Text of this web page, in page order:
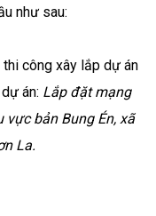
như sau:
công xây lắp dự án
án: Lắp đặt mạng
vực bản Bung Én, xã
La.